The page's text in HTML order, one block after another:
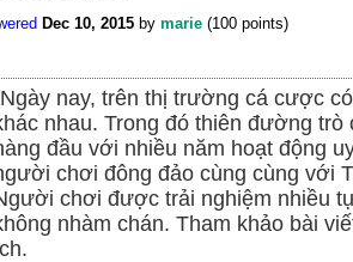
Dec 10, 2015 by marie (100 points)
nay, trên thị trường cá cược
nhau. Trong đó thiên đường
đầu với nhiều năm hoạt động
chơi đông đảo cùng cùng với
chơi được trải nghiệm nhiều
nhàm chán. Tham khảo bài